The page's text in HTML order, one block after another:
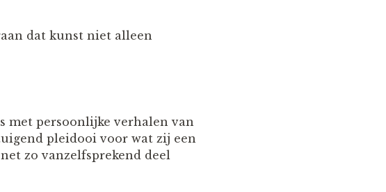
dat kunst niet alleen
met persoonlijke verhalen van
pleidooi voor wat zij een
zo vanzelfsprekend deel